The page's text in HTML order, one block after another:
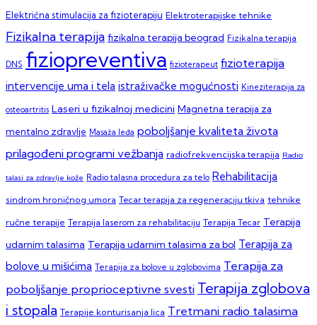
Električna stimulacija za fizioterapiju Elektroterapijske tehnike
Fizikalna terapija fizikalna terapija beograd Fizikalna terapija
DNS fiziopreventiva fizioterapeut fizioterapija
intervencije uma i tela istraživačke mogućnosti Kineziterapija za
osteoartritis Laseri u fizikalnoj medicini Magnetna terapija za
mentalno zdravlje Masaža leđa poboljšanje kvaliteta života
prilagođeni programi vežbanja radiofrekvencijska terapija Radio
talasi za zdravlje kože Radio talasna procedura za telo Rehabilitacija
sindrom hroničnog umora Tecar terapija za regeneraciju tkiva tehnike
ručne terapije Terapija laserom za rehabilitaciju Terapija Tecar Terapija
udarnim talasima Terapija udarnim talasima za bol Terapija za
bolove u mišićima Terapija za bolove u zglobovima Terapija za
poboljšanje proprioceptivne svesti Terapija zglobova
i stopala Terapije konturisanja lica Tretmani radio talasima